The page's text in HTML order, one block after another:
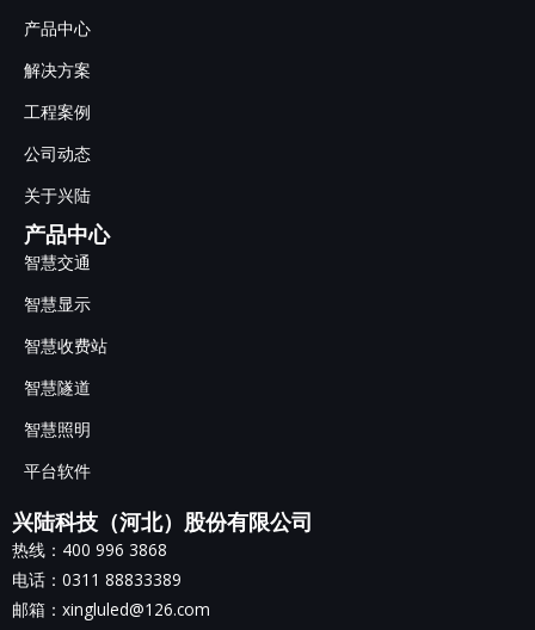
产品中心
解决方案
工程案例
公司动态
关于兴陆
产品中心
智慧交通
智慧显示
智慧收费站
智慧隧道
智慧照明
平台软件
兴陆科技（河北）股份有限公司
热线：400 996 3868
电话：0311 88833389
邮箱：xingluled@126.com